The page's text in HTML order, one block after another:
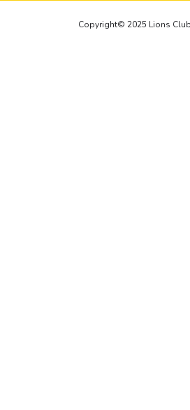
Copyright© 2025 Lions